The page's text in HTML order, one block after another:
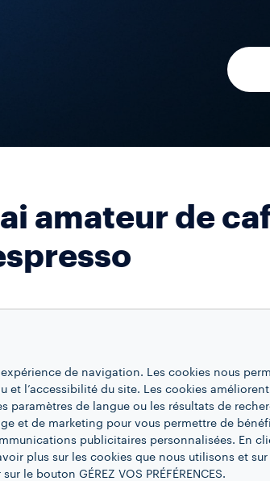
amateur de
Quantity
CAPSULES LAVAZZA
Tales of Roma
de navigation. Les cookies nous
l’accessibilité du site. Les cookies
de langue ou les résultats de
et de marketing pour vous permettre de
publicitaires personnalisées. En
plus sur les cookies que nous utilisons et
le bouton GÉREZ VOS PRÉFÉRENCES.